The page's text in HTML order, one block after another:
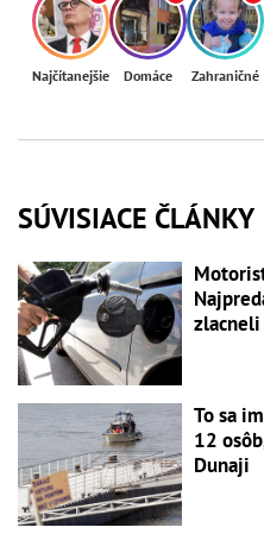
Najčítanejšie Domáce Zahraničné
SÚVISIACE ČLÁNKY
zlacneli
To sa
12
Dunaji